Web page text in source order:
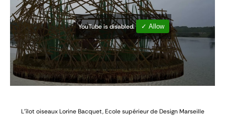
YouTube is disabled. ✓ Allow
L’îlot oiseaux Lorine Bacquet, Ecole supérieur de Design Marseille